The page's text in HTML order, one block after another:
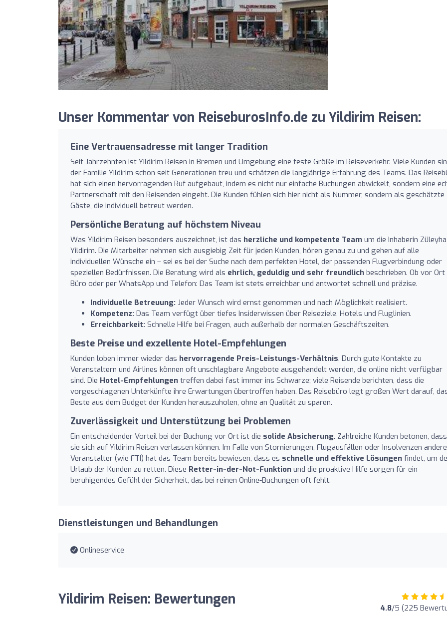
Unser Kommentar von ReiseburosInfo.de zu Yildirim Reisen:
Eine Vertrauensadresse mit langer Tradition
Seit Jahrzehnten ist Yildirim Reisen in Bremen und Umgebung eine feste Größe im Reiseverkehr. Viele Kunden
der Familie Yildirim schon seit Generationen treu und schätzen die langjährige Erfahrung des Teams. Das
hat sich einen hervorragenden Ruf aufgebaut, indem es nicht nur einfache Buchungen abwickelt, sondern eine
Partnerschaft mit den Reisenden eingeht. Die Kunden fühlen sich hier nicht als Nummer, sondern als geschätzte
Gäste, die individuell betreut werden.
Persönliche Beratung auf höchstem Niveau
Was Yildirim Reisen besonders auszeichnet, ist das herzliche und kompetente Team um die Inhaberin Züleyha
Yildirim. Die Mitarbeiter nehmen sich ausgiebig Zeit für jeden Kunden, hören genau zu und gehen auf alle
individuellen Wünsche ein – sei es bei der Suche nach dem perfekten Hotel, der passenden Flugverbindung oder
speziellen Bedürfnissen. Die Beratung wird als ehrlich, geduldig und sehr freundlich beschrieben. Ob vor Ort
Büro oder per WhatsApp und Telefon: Das Team ist stets erreichbar und antwortet schnell und präzise.
Individuelle Betreuung: Jeder Wunsch wird ernst genommen und nach Möglichkeit realisiert.
Kompetenz: Das Team verfügt über tiefes Insiderwissen über Reiseziele, Hotels und Fluglinien.
Erreichbarkeit: Schnelle Hilfe bei Fragen, auch außerhalb der normalen Geschäftszeiten.
Beste Preise und exzellente Hotel-Empfehlungen
Kunden loben immer wieder das hervorragende Preis-Leistungs-Verhältnis. Durch gute Kontakte zu
Veranstaltern und Airlines können oft unschlagbare Angebote ausgehandelt werden, die online nicht verfügbar
sind. Die Hotel-Empfehlungen treffen dabei fast immer ins Schwarze; viele Reisende berichten, dass die
vorgeschlagenen Unterkünfte ihre Erwartungen übertroffen haben. Das Reisebüro legt großen Wert darauf,
Beste aus dem Budget der Kunden herauszuholen, ohne an Qualität zu sparen.
Zuverlässigkeit und Unterstützung bei Problemen
Ein entscheidender Vorteil bei der Buchung vor Ort ist die solide Absicherung. Zahlreiche Kunden betonen, dass
sie sich auf Yildirim Reisen verlassen können. Im Falle von Stornierungen, Flugausfällen oder Insolvenzen
Veranstalter (wie FTI) hat das Team bereits bewiesen, dass es schnelle und effektive Lösungen findet, um
Urlaub der Kunden zu retten. Diese Retter-in-der-Not-Funktion und die proaktive Hilfe sorgen für ein
beruhigendes Gefühl der Sicherheit, das bei reinen Online-Buchungen oft fehlt.
Dienstleistungen und Behandlungen
Onlineservice
Yildirim Reisen: Bewertungen 4.8/5 (225